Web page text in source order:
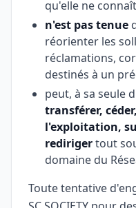
qu'elle ne
n'est pas tenue
réorienter les
réclamations,
destinés à un
peut, à sa seule
transférer,
l'exploitation,
redirigertout
domaine du
Toute tentative